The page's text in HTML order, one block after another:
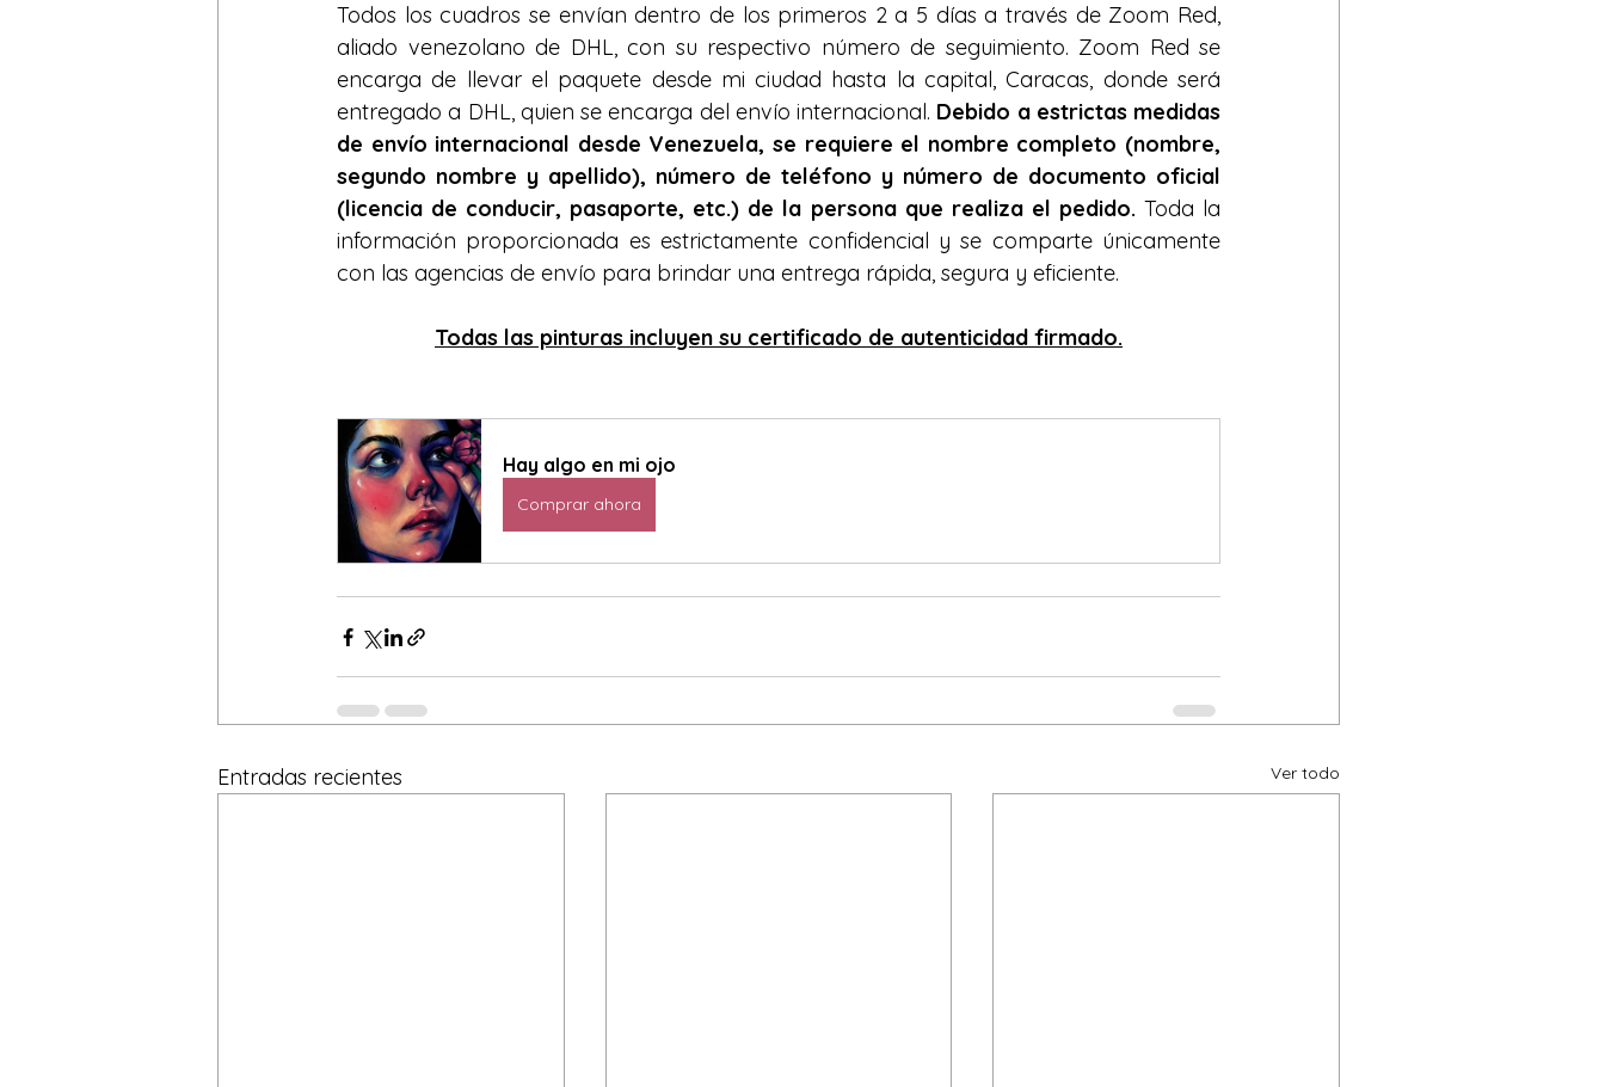
Todos los cuadros se envían dentro de los primeros 2 a 5 días a través de Zoom Red,
aliado venezolano de DHL, con su respectivo número de seguimiento. Zoom Red se
encarga de llevar el paquete desde mi ciudad hasta la capital, Caracas, donde será
entregado a DHL, quien se encarga del envío internacional. Debido a estrictas medidas
de envío internacional desde Venezuela, se requiere el nombre completo (nombre,
segundo nombre y apellido), número de teléfono y número de documento oficial
(licencia de conducir, pasaporte, etc.) de la persona que realiza el pedido. Toda la
información proporcionada es estrictamente confidencial y se comparte únicamente
con las agencias de envío para brindar una entrega rápida, segura y eficiente.
Todas las pinturas incluyen su certificado de autenticidad firmado.
Hay algo en mi ojo
Comprar ahora
Entradas recientes Ver todo